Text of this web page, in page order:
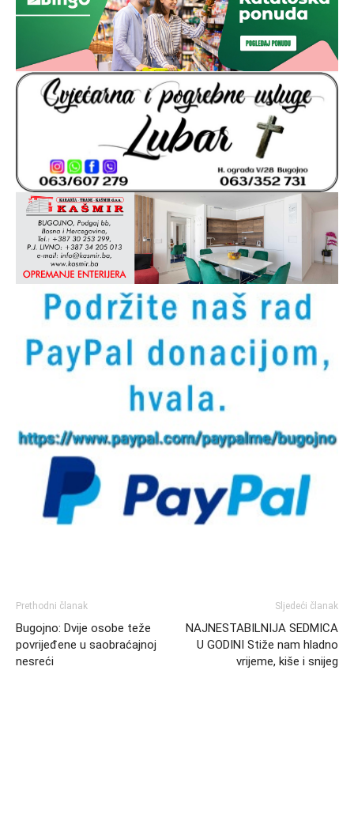
Prethodni članak
Bugojno: Dvije osobe teže
povrijeđene u saobraćajnoj
nesreći
Sljedeći članak
NAJNESTABILNIJA SEDMICA
U GODINI Stiže nam hladno
vrijeme, kiše i snijeg